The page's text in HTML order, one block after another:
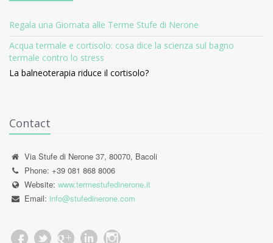
Regala una Giornata alle Terme Stufe di Nerone
Acqua termale e cortisolo: cosa dice la scienza sul bagno
termale contro lo stress
La balneoterapia riduce il cortisolo?
Contact
Via Stufe di Nerone 37, 80070, Bacoli
Phone: +39 081 868 8006
Website: www.termestufedinerone.it
Email: info@stufedinerone.com